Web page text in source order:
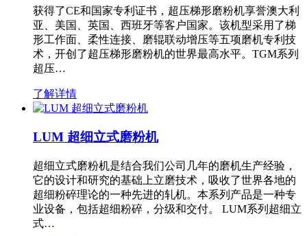
获得了CE和国家专利证书，超压梯形磨粉机享誉澳大利
亚、美国、英国、西班牙等客户国家。该机型采用了梯
形工作面、柔性连接、磨辊联动增压等五项磨机专利技
术，开创了超压梯形磨粉机的世界最高水平。TGM系列
超压…
了解详情
LUM 超细立式磨粉机
超细立式磨粉机是结合我们公司几年的磨机生产经验，
它的设计和研究的基础上立磨技术，吸收了世界各地的
超细粉碎理论的一种先进的轧机。本系列产品是一种专
业设备，包括超细粉碎，分级和交付。 LUM系列超细立
式…